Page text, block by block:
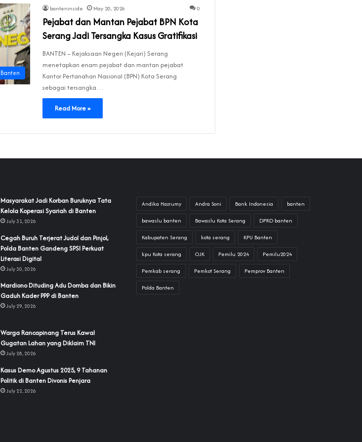
Banten
banteninside May 20, 2026 0
Pejabat dan Mantan Pejabat BPN Kota
Serang Jadi Tersangka Kasus Gratifikasi
BANTEN – Kejaksaan Negeri (Kejari) Serang
menetapkan enam pejabat dan mantan pejabat
Kantor Pertanahan Nasional (BPN) Kota Serang
sebagai tersangka…
Read More »
‎Masyarakat Jadi Korban Buruknya Tata
Kelola Koperasi Syariah di Banten
July 31, 2026
Cegah Buruh Terjerat Judol dan Pinjol,
Polda Banten Gandeng SPSI Perkuat
Literasi Digital
July 30, 2026
‎Mardiono Dituding Adu Domba dan Bikin
Gaduh Kader PPP di Banten
July 29, 2026
‎Warga Rancapinang Terus Kawal
Gugatan Lahan yang Diklaim TNI‎‎
July 28, 2026
‎Kasus Demo Agustus 2025, 9 Tahanan
Politik di Banten Divonis Penjara
July 22, 2026
Andika Hazrumy Andra Soni Bank Indonesia banten
bawaslu banten Bawaslu Kota Serang DPRD banten
Kabupaten Serang kota serang KPU Banten
kpu Kota serang OJK Pemilu 2024 Pemilu2024
Pemkab serang Pemkot Serang Pemprov Banten
Polda Banten